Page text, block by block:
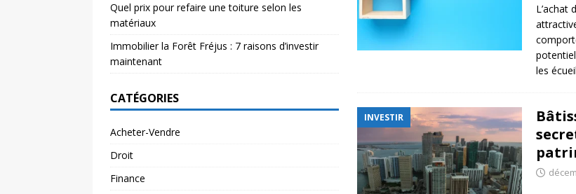
L’achat
les
INVESTIR
Quel prix pour refaire une toiture selon les
matériaux
Immobilier la Forêt Fréjus : 7 raisons d’investir
maintenant
CATÉGORIES
Acheter-Vendre
Droit
Finance